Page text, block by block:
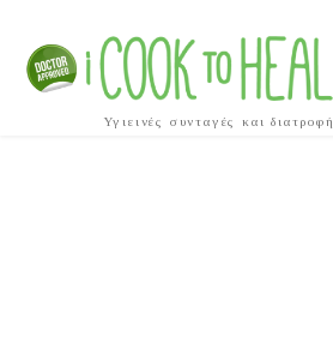
Υγιεινές συνταγές και διατροφή